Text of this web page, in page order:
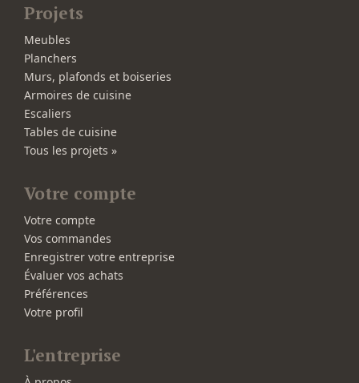
Projets
Meubles
Planchers
Murs, plafonds et boiseries
Armoires de cuisine
Escaliers
Tables de cuisine
Tous les projets »
Votre compte
Votre compte
Vos commandes
Enregistrer votre entreprise
Évaluer vos achats
Préférences
Votre profil
L'entreprise